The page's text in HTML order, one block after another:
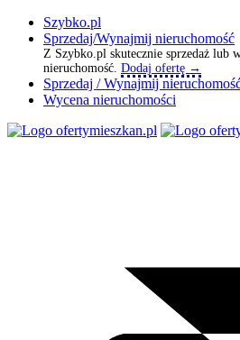
Szybko.pl
Sprzedaj/Wynajmij nieruchomość
Z Szybko.pl skutecznie sprzedaż lub
nieruchomość. Dodaj ofertę →
Sprzedaj / Wynajmij
Wycena nieruchomości